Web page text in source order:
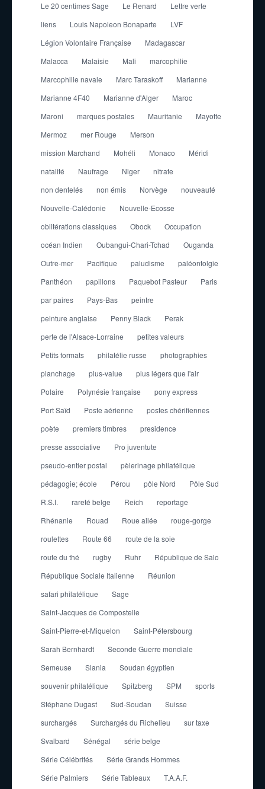
Le 20 centimes Sage
Le Renard
Lettre verte
liens
Louis Napoleon Bonaparte
LVF
Légion Volontaire Française
Madagascar
Malacca
Malaisie Mali
marcophilie
Marcophilie navale
Marc Taraskoff
Marianne
Marianne 4F40
Marianne d'Alger
Maroc
Maroni
marques postales Mauritanie
Mayotte
Mermoz
mer Rouge
Merson
mission Marchand
Mohéli Monaco
Méridi
natalité
Naufrage Niger
nitrate
non dentelés
non émis Norvège
nouveauté
Nouvelle-Calédonie
Nouvelle-Ecosse
oblitérations classiques
Obock
Occupation
océan Indien
Oubangui-Chari-Tchad
Ouganda
Outre-mer
Pacifique paludisme
paléontolgie
Panthéon
papillons Paquebot Pasteur
Paris
par paires
Pays-Bas
peintre
peinture anglaise
Penny Black
Perak
perte de l'Alsace-Lorraine
petites valeurs
Petits formats
philatélie russe
photographies
planchage
plus-value
plus légers que l'air
Polaire
Polynésie française
pony express
Port Saïd
Poste aérienne
postes chérifiennes
poète
premiers timbres
presidence
presse associative
Pro juventute
pseudo-entier postal
pèlerinage philatélique
pédagogie; école
Pérou pôle Nord
Pôle Sud
R.S.I.
rareté belge Reich
reportage
Rhénanie
Rouad Roue ailée
rouge-gorge
roulettes
Route 66
route de la soie
route du thé
rugby Ruhr
République de Salo
République Sociale Italienne
Réunion
safari philatélique
Sage
Saint-Jacques de Compostelle
Saint-Pierre-et-Miquelon
Saint-Pétersbourg
Sarah Bernhardt
Seconde Guerre mondiale
Semeuse
Slania
Soudan égyptien
souvenir philatélique
Spitzberg SPM
sports
Stéphane Dugast
Sud-Soudan
Suisse
surchargés
Surchargés du Richelieu
sur taxe
Svalbard
Sénégal
série belge
Série Célébrités
Série Grands Hommes
Série Palmiers
Série Tableaux
T.A.A.F.